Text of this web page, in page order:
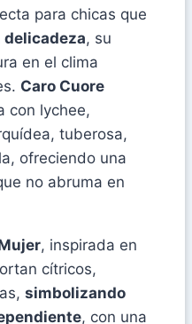
para chicas que
delicadeza, su
en el clima
Caro Cuore
con lychee,
tuberosa,
ofreciendo una
no abruma en
, inspirada en
cítricos,
simbolizando
, con una